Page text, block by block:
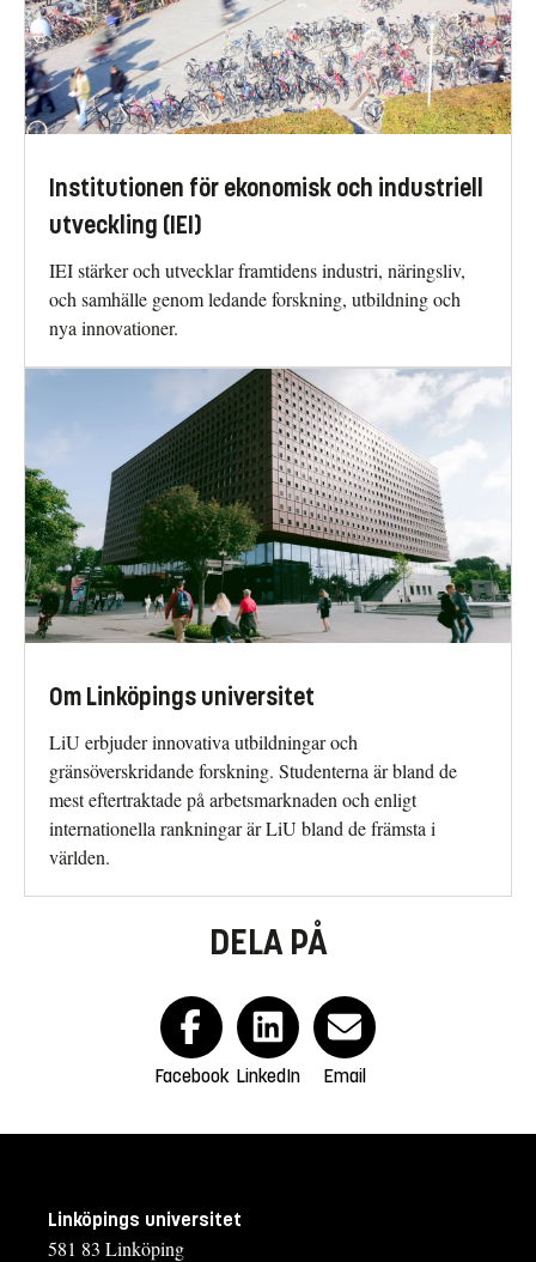
Institutionen för ekonomisk och industriell
utveckling (IEI)
IEI stärker och utvecklar framtidens industri, näringsliv,
och samhälle genom ledande forskning, utbildning och
nya innovationer.
Om Linköpings universitet
LiU erbjuder innovativa utbildningar och
gränsöverskridande forskning. Studenterna är bland de
mest eftertraktade på arbetsmarknaden och enligt
internationella rankningar är LiU bland de främsta i
världen.
DELA PÅ
Facebook LinkedIn Email
Linköpings universitet
581 83 Linköping